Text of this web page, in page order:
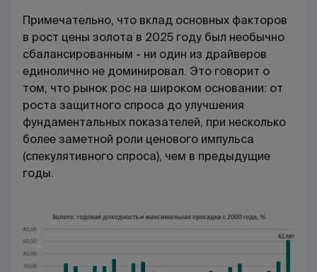
Примечательно, что вклад основных факторов
в рост цены золота в 2025 году был необычно
сбалансированным - ни один из драйверов
единолично не доминировал. Это говорит о
том, что рынок рос на широком основании: от
роста защитного спроса до улучшения
фундаментальных показателей, при несколько
более заметной роли ценового импульса
(спекулятивного спроса), чем в предыдущие
годы.